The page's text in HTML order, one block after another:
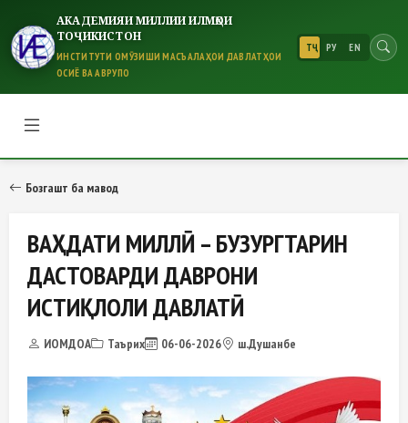
АКАДЕМИЯИ МИЛЛИИ ИЛМҲОИ
ТОҶИКИСТОН
ИНСТИТУТИ ОМӮЗИШИ МАСЪАЛАҲОИ ДАВЛАТҲОИ
ОСИЁ ВА АВРУПО
ТҶ РУ EN
ВАҲДАТИ МИЛЛӢ –
Бозгашт ба мавод
ВАҲДАТИ МИЛЛӢ – БУЗУРГТАРИН
ДАСТОВАРДИ ДАВРОНИ
ИСТИҚЛОЛИ ДАВЛАТӢ
ИОМДОА Таърих 06-06-2026 ш.Душанбе